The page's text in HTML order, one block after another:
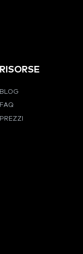
RISORSE
BLOG
FAQ
PREZZI